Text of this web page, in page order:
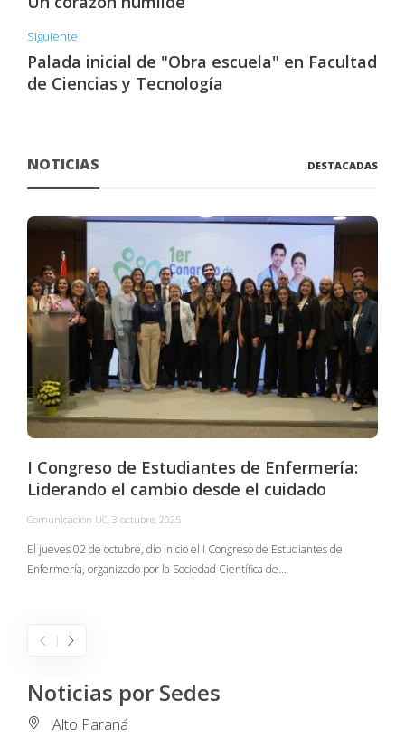
Siguiente
Palada inicial de "Obra escuela" en Facultad
de Ciencias y Tecnología
NOTICIAS DESTACADAS
I Congreso de Estudiantes de Enfermería:
Liderando el cambio desde el cuidado
Comunicación UC, 3 octubre, 2025
El jueves 02 de octubre, dio inicio el I Congreso de Estudiantes de
Enfermería, organizado por la Sociedad Científica de…
Noticias por Sedes
Alto Paraná